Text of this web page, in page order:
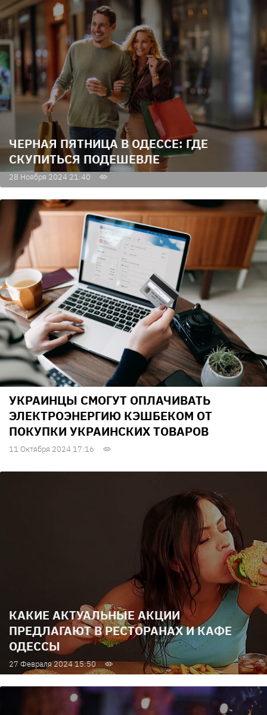
ЧЕРНАЯ ПЯТНИЦА В ОДЕССЕ: ГДЕ
СКУПИТЬСЯ ПОДЕШЕВЛЕ
28 Ноября 2024 21:40
УКРАИНЦЫ СМОГУТ ОПЛАЧИВАТЬ
ЭЛЕКТРОЭНЕРГИЮ КЭШБЕКОМ ОТ
ПОКУПКИ УКРАИНСКИХ ТОВАРОВ
11 Октября 2024 17:16
КАКИЕ АКТУАЛЬНЫЕ АКЦИИ
ПРЕДЛАГАЮТ В РЕСТОРАНАХ И КАФЕ
ОДЕССЫ
27 Февраля 2024 15:50